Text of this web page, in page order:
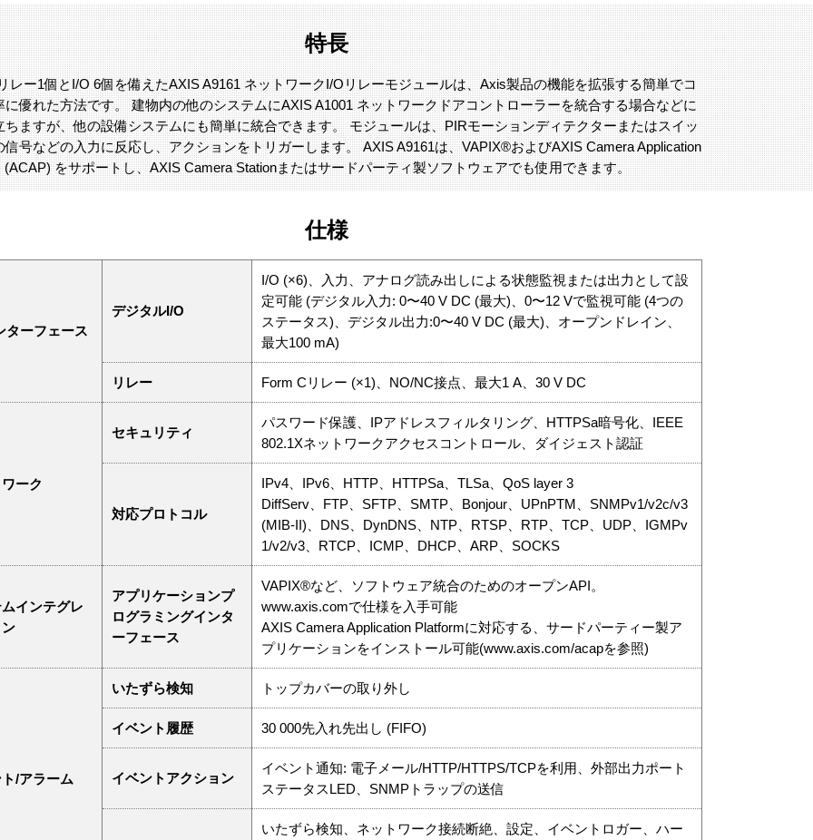
特長
レー1個とI/O 6個を備えたAXIS A9161 ネットワークI/Oリレーモジュールは、Axis製品の機能を拡張する簡単でコ
に優れた方法です。 建物内の他のシステムにAXIS A1001 ネットワークドアコントローラーを統合する場合などに
ちますが、他の設備システムにも簡単に統合できます。 モジュールは、PIRモーションディテクターまたはスイッ
信号などの入力に反応し、アクションをトリガーします。 AXIS A9161は、VAPIX®およびAXIS Camera Application
(ACAP) をサポートし、AXIS Camera Stationまたはサードパーティ製ソフトウェアでも使用できます。
仕様
ターフェース
デジタルI/O
I/O (×6)、入力、アナログ読み出しによる状態監視または出⼒として設
定可能 (デジタル入力: 0〜40 V DC (最⼤)、0〜12 Vで監視可能 (4つの
ステータス)、デジタル出⼒:0〜40 V DC (最⼤)、オープンドレイン、
最⼤100 mA)
リレー Form Cリレー (×1)、NO/NC接点、最大1 A、30 V DC
ーク
セキュリティ
パスワード保護、IPアドレスフィルタリング、HTTPSa暗号化、IEEE
802.1Xネットワークアクセスコントロール、ダイジェスト認証
対応プロトコル
IPv4、IPv6、HTTP、HTTPSa、TLSa、QoS layer 3
DiffServ、FTP、SFTP、SMTP、Bonjour、UPnPTM、SNMPv1/v2c/v3
(MIB-II)、DNS、DynDNS、NTP、RTSP、RTP、TCP、UDP、IGMPv
1/v2/v3、RTCP、ICMP、DHCP、ARP、SOCKS
インテグレ
アプリケーションプ
ログラミングインタ
ーフェース
VAPIX®など、ソフトウェア統合のためのオープンAPI。
www.axis.comで仕様を⼊⼿可能
AXIS Camera Application Platformに対応する、サードパーティー製ア
プリケーションをインストール可能(www.axis.com/acapを参照)
/アラーム
いたずら検知 トップカバーの取り外し
イベント履歴 30 000先入れ先出し (FIFO)
イベントアクション
イベント通知: 電子メール/HTTP/HTTPS/TCPを利用、外部出力ポート
ステータスLED、SNMPトラップの送信
いたずら検知、ネットワーク接続断絶、設定、イベントロガー、ハー